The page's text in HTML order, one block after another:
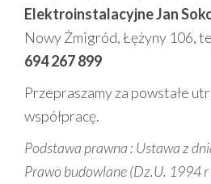
Elektroinstalacyjne Jan
Nowy Żmigród, Łężyny 106,
694 267 899
Przepraszamy za powstałe
współpracę.
Podstawa prawna : Ustawa z
Prawo budowlane (Dz.U. 1994